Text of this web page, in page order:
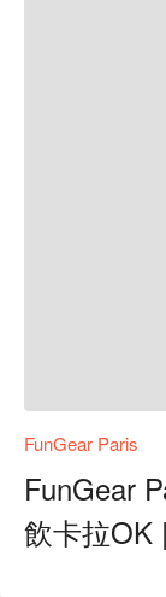
FunGear Paris
FunGear
飲卡拉OK